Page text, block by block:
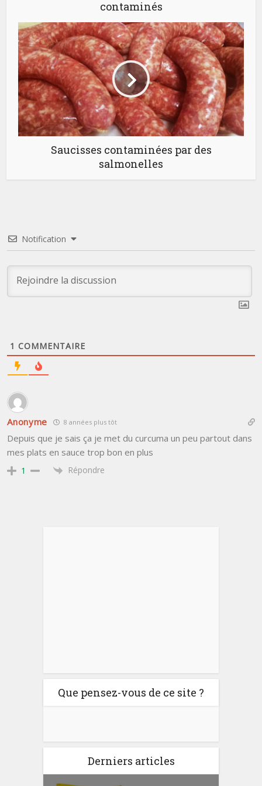
contaminés
Saucisses contaminées par des
salmonelles
Notification
1 COMMENTAIRE
Anonyme 8 années plus tôt
Depuis que je sais ça je met du curcuma un peu partout dans
mes plats en sauce trop bon en plus
1 Répondre
Que pensez-vous de ce site ?
Derniers articles